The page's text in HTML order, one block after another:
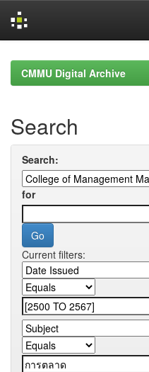
navigationCMMU Digital Archive
Search
Search:
for
Current filters: